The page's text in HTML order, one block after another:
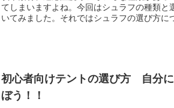
てしまいますよね。今回はシュラフの種類と
いてみました。それではシュラフの選び方に
初心者向けテントの選び方 自分
ぼう！！